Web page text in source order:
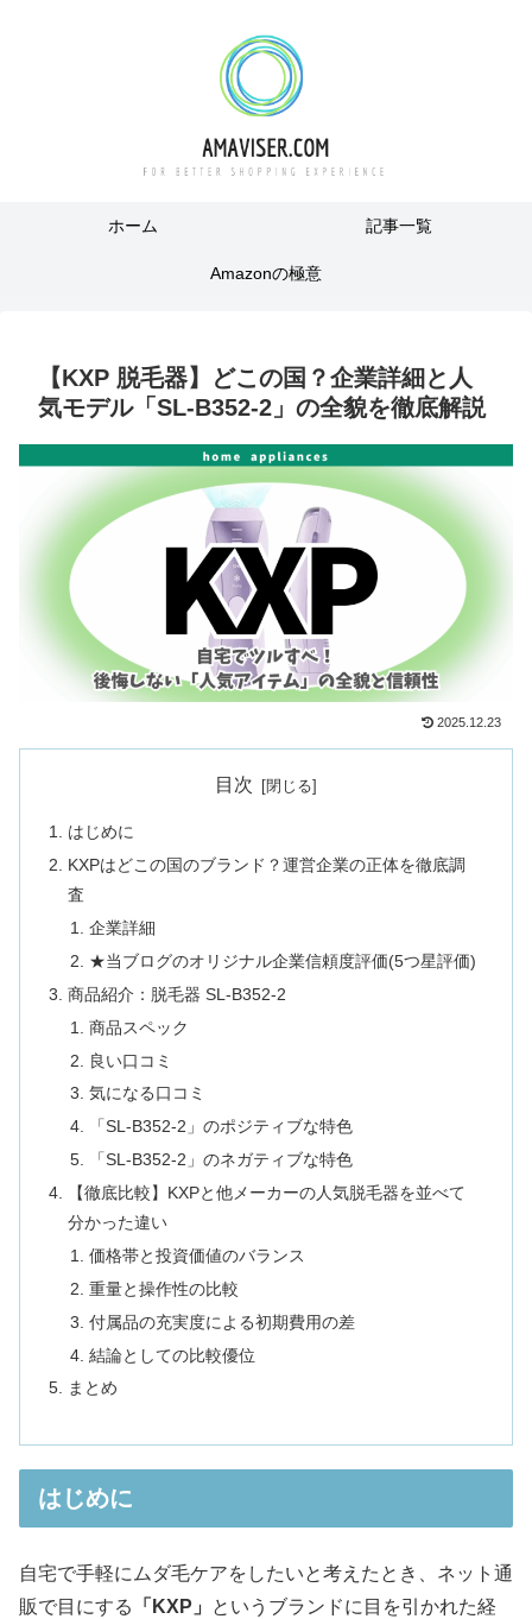
ホーム 記事一覧
Amazonの極意
【KXP 脱毛器】どこの国？企業詳細と人
気モデル「SL-B352-2」の全貌を徹底解説
2025.12.23
目次
はじめに
KXPはどこの国のブランド？運営企業の正体を徹底調
査
企業詳細
★当ブログのオリジナル企業信頼度評価(5つ星評価)
商品紹介：脱毛器 SL-B352-2
商品スペック
良い口コミ
気になる口コミ
「SL-B352-2」のポジティブな特色
「SL-B352-2」のネガティブな特色
【徹底比較】KXPと他メーカーの人気脱毛器を並べて
分かった違い
価格帯と投資価値のバランス
重量と操作性の比較
付属品の充実度による初期費用の差
結論としての比較優位
まとめ
はじめに
自宅で手軽にムダ毛ケアをしたいと考えたとき、ネット通
販で目にする
「KXP」
というブランドに目を引かれた経